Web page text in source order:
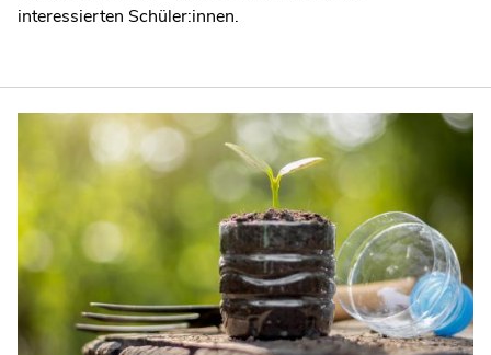
interessierten Schüler:innen.